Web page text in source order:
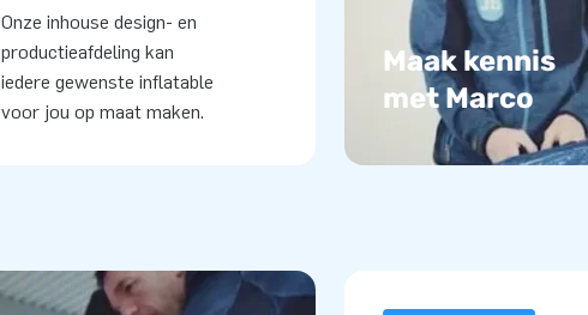
Onze inhouse design- en
productieafdeling kan
iedere gewenste inflatable
voor jou op maat maken.
Maak kennis
met Marco